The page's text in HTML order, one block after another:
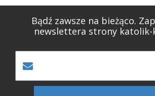
Bądź zawsze na bieżąco.
newslettera strony katolik-